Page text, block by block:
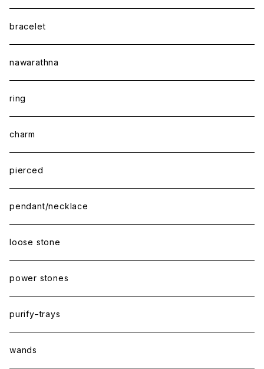
bracelet
nawarathna
ring
charm
pierced
pendant/necklace
loose stone
power stones
purify−trays
wands